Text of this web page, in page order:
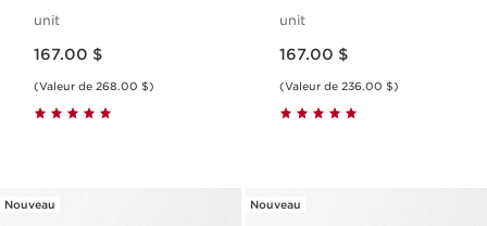
Fermeté
unit
167.00 $
(Valeur de 268.00 $)
Active
unit
167.00 $
(Valeur de 236.00 $)
Nouveau Nouveau